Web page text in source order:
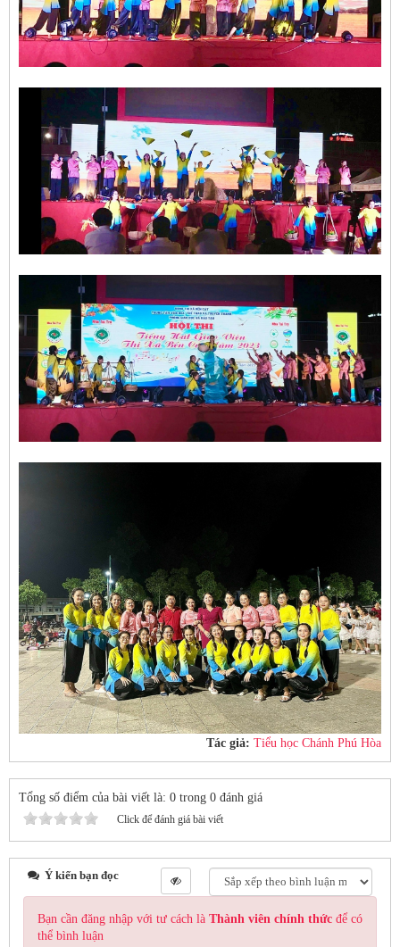
Tác giả: Tiểu học Chánh Phú Hòa
Tổng số điểm của bài viết là: 0 trong 0 đánh giá
Click để đánh giá bài viết
Ý kiến bạn đọc
Bạn cần đăng nhập với tư cách là Thành viên chính thức để có
thể bình luận